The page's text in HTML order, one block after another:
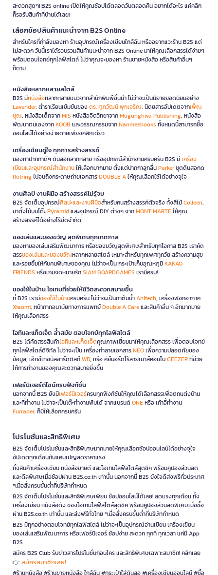
สะดวกสุดๆ! B2S online เปิดให้คุณช้อปได้ตลอดวันตลอดคืน อยากได้อะไร แค่คลิก
ก็รอรับสินค้าที่บ้านได้เลย!
เลือกช้อปสินค้าแนะนำจาก B2S Online
สำหรับใครที่กำลังมองหา ร้านอุปกรณ์เครื่องเขียนใกล้ฉัน หรืออยากแวะร้าน B2S แต่
ไม่สะดวก วันนี้เราได้รวบรวมสินค้าแนะนำจาก B2S Online มาให้คุณเลือกสรรได้ง่ายๆ
พร้อมตอบโจทย์ทุกไลฟ์สไตล์ ไม่ว่าคุณจะมองหา ร้านขายหนังสือ หรือสินค้าอื่นๆ
ก็ตาม
หนังสือหลากหลายสไตล์
B2S มีหนังสือหลากหลายแนวจากสำนักพิมพ์ชั้นนำ ไม่ว่าจะเป็นนิยายยอดนิยมอย่าง
Lavender, ตำราเรียนเข้มข้นของดร. ศุภวัฒน์ พุกเจริญ, นิตยสารอัปเดตจากเพ็ญ
บุญ, หนังสือเด็กจากMIS หนังสือจิตวิทยาจากMugunghwa Publishing, หนังสือ
พัฒนาตนเองจากKOOB และวรรณกรรมจากNanmeebooks ทั้งหมดนี้สามารถซื้อ
ออนไลน์ได้อย่างง่ายดายเพียงคลิกเดียว
เครื่องเขียนคู่ใจ ทุกการสร้างสรรค์
มองหาปากกาดีๆ ดินสอหลากหลาย หรืออุปกรณ์สำนักงานครบครัน B2S มีเครื่อง
เขียนและอุปกรณ์สำนักงานให้เลือกมากมาย ตั้งแต่ปากกาลูกลื่นParkerชุดดินสอกด
Rotringไปจนถึงกระดาษถ่ายเอกสารDOUBLE Aให้คุณเลือกใช้ได้อย่างจุใจ
งานศิลป์ งานฝีมือ สร้างสรรค์ไม่รู้จบ
B2S จัดเต็มอุปกรณ์ศิลปะและงานฝีมือสำหรับคนสร้างสรรค์ตัวจริง ทั้งสีไม้Colleen,
ขาตั้งไม้บนโต๊ะPyramidและอุปกรณ์ DIY ต่างๆ จากMONT MARTEให้คุณ
สร้างสรรค์ได้อย่างไร้ขีดจำกัด
ของเล่นและของขวัญ สุดพิเศษทุกเทศกาล
มองหาของเล่นเสริมพัฒนาการ หรือของขวัญสุดพิเศษสำหรับทุกโอกาส B2S เราคัด
สรรของเล่นและของขวัญหลากหลายสไตล์ เหมาะสำหรับทุกเพศทุกวัย สร้างความสุข
และรอยยิ้มให้กับคนพิเศษของคุณ ไม่ว่าจะเป็น กระเป๋าเก็บอุณหภูมิKAKAO
FRIENDS หรือเกมจดหมายรักSIAM BOARDGAMES เรามีครบ!
ของใช้ในบ้าน ไอเทมที่ช่วยให้ชีวิตสะดวกสบายขึ้น
ที่ B2S เรามีของใช้ในบ้านครบครัน ไม่ว่าจะเป็นกาต้มน้ำAnitech, เครื่องฟอกอากาศ
Xiaomi, หน้ากากอนามัยทางการแพทย์Double A Careและสินค้าอื่น ๆ อีกมากมาย
ให้คุณเลือกสรร
ไอทีและแก็ดเจ็ต ล้ำสมัย ตอบโจทย์ทุกไลฟ์สไตล์
B2S ได้คัดสรรสินค้าไอทีและแก็ดเจ็ตคุณภาพเยี่ยมมาให้คุณเลือกสรร เพื่อตอบโจทย์
ทุกไลฟ์สไตล์ดิจิทัล ไม่ว่าจะเป็น เครื่องทำลายเอกสารNEOเพื่อความปลอดภัยของ
ข้อมูล, เอ็กซ์เทอนัลฮาร์ดดิสก์WD, หรือ คีย์บอร์ดไร้สายเมาส์คอมโบGEEZERที่ช่วย
ให้การทำงานของคุณสะดวกสบายยิ่งขึ้น
เฟอร์นิเจอร์ดีไซน์ครบฟังก์ชั่น
นอกจากนี้ B2S ยังมีเฟอร์นิเจอร์ครบทุกฟังก์ชันให้คุณได้เลือกสรรเพื่อตกแต่งบ้าน
และที่ทำงาน ไม่ว่าจะเป็นโต๊ะทำงานพับได้ จากแบรนด์ONEหรือ เก้าอี้ทำงาน
Furradecก็มีให้เลือกครบครัน
โปรโมชั่นและสิทธิพิเศษ
B2S จัดเต็มโปรโมชั่นและสิทธิพิเศษมากมายให้คุณเลือกช้อปออนไลน์ได้อย่างจุใจ
อัปเดตทุกเดือนกับแคมเปญลดราคาแรง
ทั้งสินค้าเครื่องเขียน หนังสือขายดี และไอเทมไลฟ์สไตล์สุดชิค พร้อมคูปองส่วนลด
และดีลพิเศษเมื่อช้อปผ่าน B2S.co.th เท่านั้น นอกจากนี้ B2S ยังใจดีส่งฟรีทั่วประเทศ
*เมื่อสั่งครบขั้นต่ำที่บริษัทกำหนด
B2S จัดเต็มโปรโมชั่นและสิทธิพิเศษเพียบ ช้อปออนไลน์ได้เลย! ลดแรงทุกเดือน ทั้ง
เครื่องเขียน หนังสือดัง ของไอเทมไลฟ์สไตล์สุดชิค พร้อมคูปองส่วนลดพิเศษเมื่อซื้อ
ผ่าน B2S.co.th เท่านั้น และส่งฟรีทั่วไทย *เมื่อสั่งครบขั้นต่ำที่บริษัทกำหนด
B2S มีทุกอย่างตอบโจทย์ทุกไลฟ์สไตล์ ไม่ว่าจะเป็นอุปกรณ์อ่านเขียน เครื่องเขียน
ของเล่นเสริมพัฒนาการ หรือเฟอร์นิเจอร์ ช้อปง่าย สะดวก ทุกที่ ทุกเวลา แค่มี App
B2S
สมัคร B2S Club รับข่าวสารโปรโมชั่นก่อนใคร และสิทธิพิเศษเฉพาะสมาชิก! คลิกเลย
👉 สมัครสมาชิกเลย!
#ร้านหนังสือ #ร้านขายหนังสือ ใกล้ฉัน #กระเป๋าใส่ดินสอ #เครื่องเขียนออนไลน์ #ซื้อ